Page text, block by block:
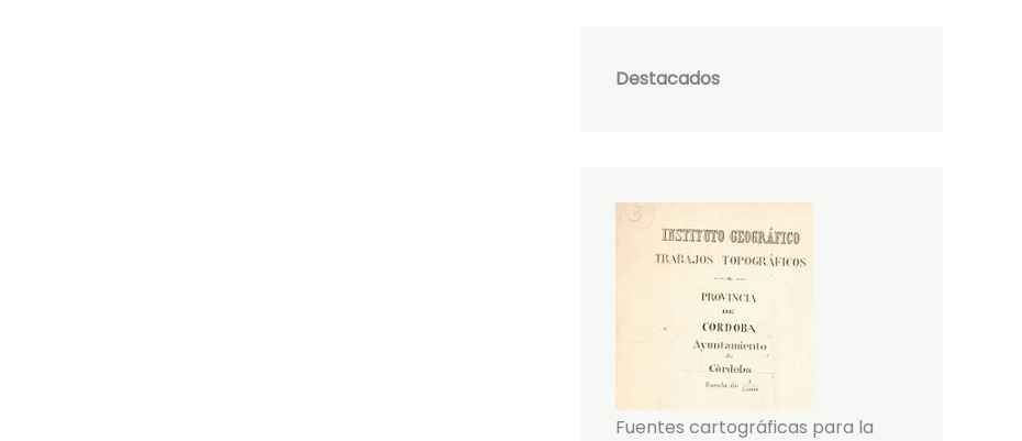
Destacados
Fuentes cartográficas para la